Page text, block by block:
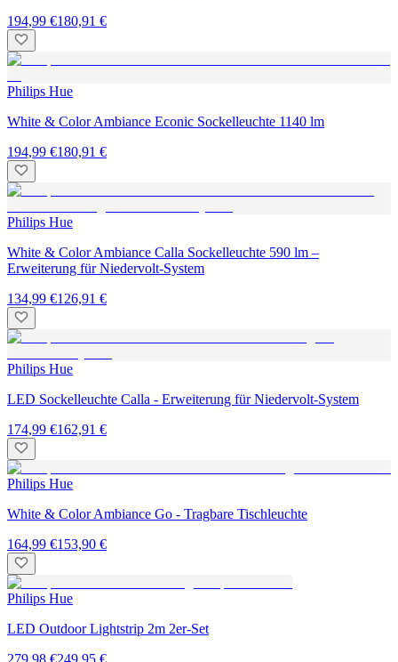
194,99 €180,91 €
Philips Hue
White & Color Ambiance Econic Sockelleuchte 1140 lm
194,99 €180,91 €
Philips Hue
White & Color Ambiance Calla Sockelleuchte 590 lm –
Erweiterung für Niedervolt-System
134,99 €126,91 €
Philips Hue
LED Sockelleuchte Calla - Erweiterung für Niedervolt-System
174,99 €162,91 €
Philips Hue
White & Color Ambiance Go - Tragbare Tischleuchte
164,99 €153,90 €
Philips Hue
LED Outdoor Lightstrip 2m 2er-Set